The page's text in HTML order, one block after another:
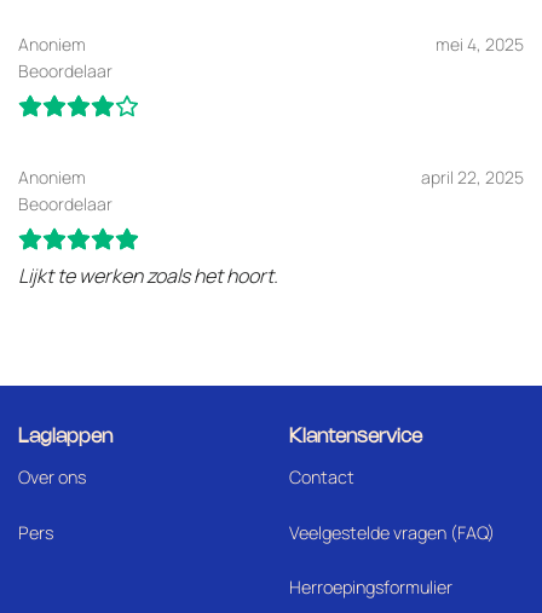
Anoniem
Beoordelaar
mei 4, 2025
Anoniem
Beoordelaar
april 22, 2025
Lijkt te werken zoals het hoort.
Laglappen
Over ons
Pers
Klantenservice
Contact
Veelgestelde vragen (FAQ)
Herroepingsformulier